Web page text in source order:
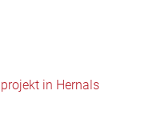
in Hernals